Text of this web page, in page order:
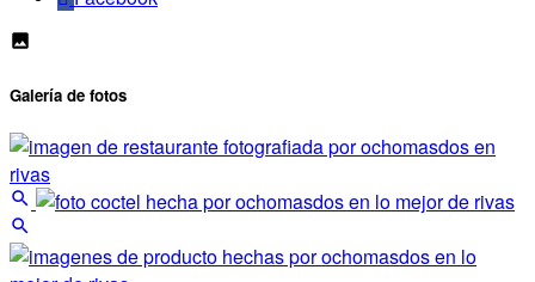
Galería de fotos